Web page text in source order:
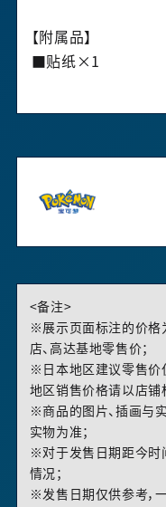
【附属品】
■贴纸×1
<备注>
※展示页面标注的价格
店、高达基地零售价；
※日本地区建议零售价
地区销售价格请以店铺
※商品的图片、插画与
实物为准；
※对于发售日期距今时
情况；
※发售日期仅供参考，